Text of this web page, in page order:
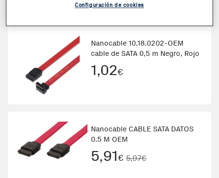
Nanocable 10.18.0202-OEM
cable de SATA 0,5 m Negro, Rojo
1,02€
Nanocable CABLE SATA DATOS
0.5 M OEM
5,91€ 5,97€
Configuración de cookies